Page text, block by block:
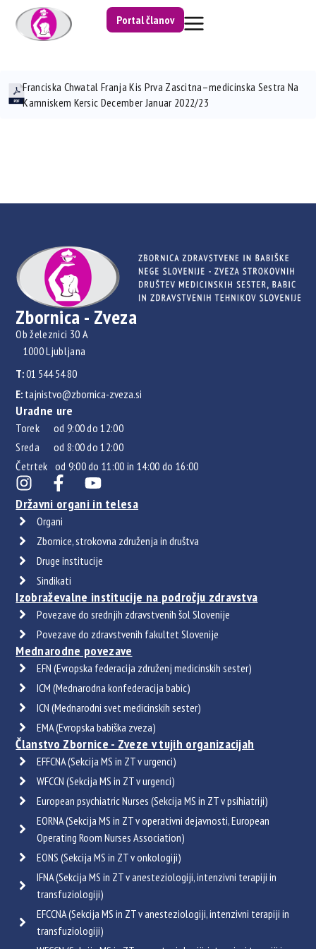
Portal članov
Franciska Chwatal Franja Kis Prva Zascitna–medicinska Sestra Na
Kamniskem Kersic December Januar 2022/23
Zbornica - Zveza
Ob železnici 30 A
1000 Ljubljana
T:01 544 54 80
E: tajnistvo@zbornica-zveza.si
Uradne ure
Torek od 9:00 do 12:00
Sreda od 8:00 do 12:00
Četrtek od 9:00 do 11:00 in 14:00 do 16:00
Državni organi in telesa
Organi
Zbornice, strokovna združenja in društva
Druge institucije
Sindikati
Izobraževalne institucije na področju zdravstva
Povezave do srednjih zdravstvenih šol Slovenije
Povezave do zdravstvenih fakultet Slovenije
Mednarodne povezave
EFN (Evropska federacija združenj medicinskih sester)
ICM (Mednarodna konfederacija babic)
ICN (Mednarodni svet medicinskih sester)
EMA (Evropska babiška zveza)
Članstvo Zbornice - Zveze v tujih organizacijah
EFFCNA (Sekcija MS in ZT v urgenci)
WFCCN (Sekcija MS in ZT v urgenci)
European psychiatric Nurses (Sekcija MS in ZT v psihiatriji)
EORNA (Sekcija MS in ZT v operativni dejavnosti, European
Operating Room Nurses Association)
EONS (Sekcija MS in ZT v onkologiji)
IFNA (Sekcija MS in ZT v anesteziologiji, intenzivni terapiji in
transfuziologiji)
EFCCNA (Sekcija MS in ZT v anesteziologiji, intenzivni terapiji in
transfuziologiji)